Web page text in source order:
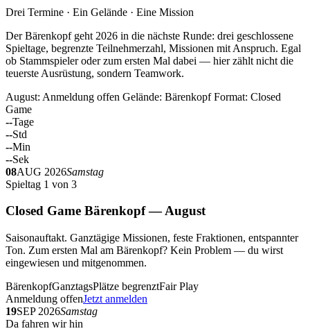
Drei Termine · Ein Gelände · Eine Mission
Der Bärenkopf geht 2026 in die nächste Runde: drei geschlossene
Spieltage, begrenzte Teilnehmerzahl, Missionen mit Anspruch. Egal
ob Stammspieler oder zum ersten Mal dabei — hier zählt nicht die
teuerste Ausrüstung, sondern Teamwork.
August: Anmeldung offen Gelände: Bärenkopf Format: Closed
Game
--Tage
--Std
--Min
--Sek
08AUG 2026Samstag
Spieltag 1 von 3
Closed Game Bärenkopf — August
Saisonauftakt. Ganztägige Missionen, feste Fraktionen, entspannter
Ton. Zum ersten Mal am Bärenkopf? Kein Problem — du wirst
eingewiesen und mitgenommen.
BärenkopfGanztagsPlätze begrenztFair Play
Anmeldung offenJetzt anmelden
19SEP 2026Samstag
Da fahren wir hin